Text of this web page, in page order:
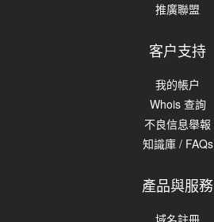
推廣聯盟
客户支持
我的帳户
Whois 查詢
不良信息舉報
知識庫 / FAQs
產品與服務